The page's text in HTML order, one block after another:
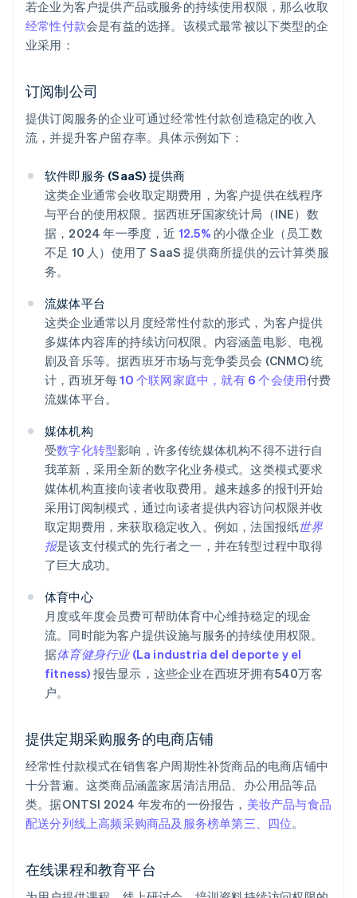
若企业为客户提供产品或服务的持续使用权限，那么收取
经常性付款会是有益的选择。该模式最常被以下类型的企
业采用：
订阅制公司
提供订阅服务的企业可通过经常性付款创造稳定的收入
流，并提升客户留存率。具体示例如下：
软件即服务 (SaaS) 提供商
这类企业通常会收取定期费用，为客户提供在线程序
与平台的使用权限。据西班牙国家统计局（INE）数
据，2024 年一季度，近 12.5% 的小微企业（员工数
不足 10 人）使用了 SaaS 提供商所提供的云计算类服
务。
流媒体平台
这类企业通常以月度经常性付款的形式，为客户提供
多媒体内容库的持续访问权限。内容涵盖电影、电视
剧及音乐等。据西班牙市场与竞争委员会 (CNMC) 统
计，西班牙每10 个联网家庭中，就有 6 个会使用付费
流媒体平台。
媒体机构
受数字化转型影响，许多传统媒体机构不得不进行自
我革新，采用全新的数字化业务模式。这类模式要求
媒体机构直接向读者收取费用。越来越多的报刊开始
采用订阅制模式，通过向读者提供内容访问权限并收
取定期费用，来获取稳定收入。例如，法国报纸世界
报是该支付模式的先行者之一，并在转型过程中取得
了巨大成功。
体育中心
月度或年度会员费可帮助体育中心维持稳定的现金
流。同时能为客户提供设施与服务的持续使用权限。
据体育健身行业 (La industria del deporte y el
fitness) 报告显示，这些企业在西班牙拥有540万客
户。
提供定期采购服务的电商店铺
经常性付款模式在销售客户周期性补货商品的电商店铺中
十分普遍。这类商品涵盖家居清洁用品、办公用品等品
类。据ONTSI 2024 年发布的一份报告， 美妆产品与食品
配送分列线上高频采购商品及服务榜单第三、四位。
在线课程和教育平台